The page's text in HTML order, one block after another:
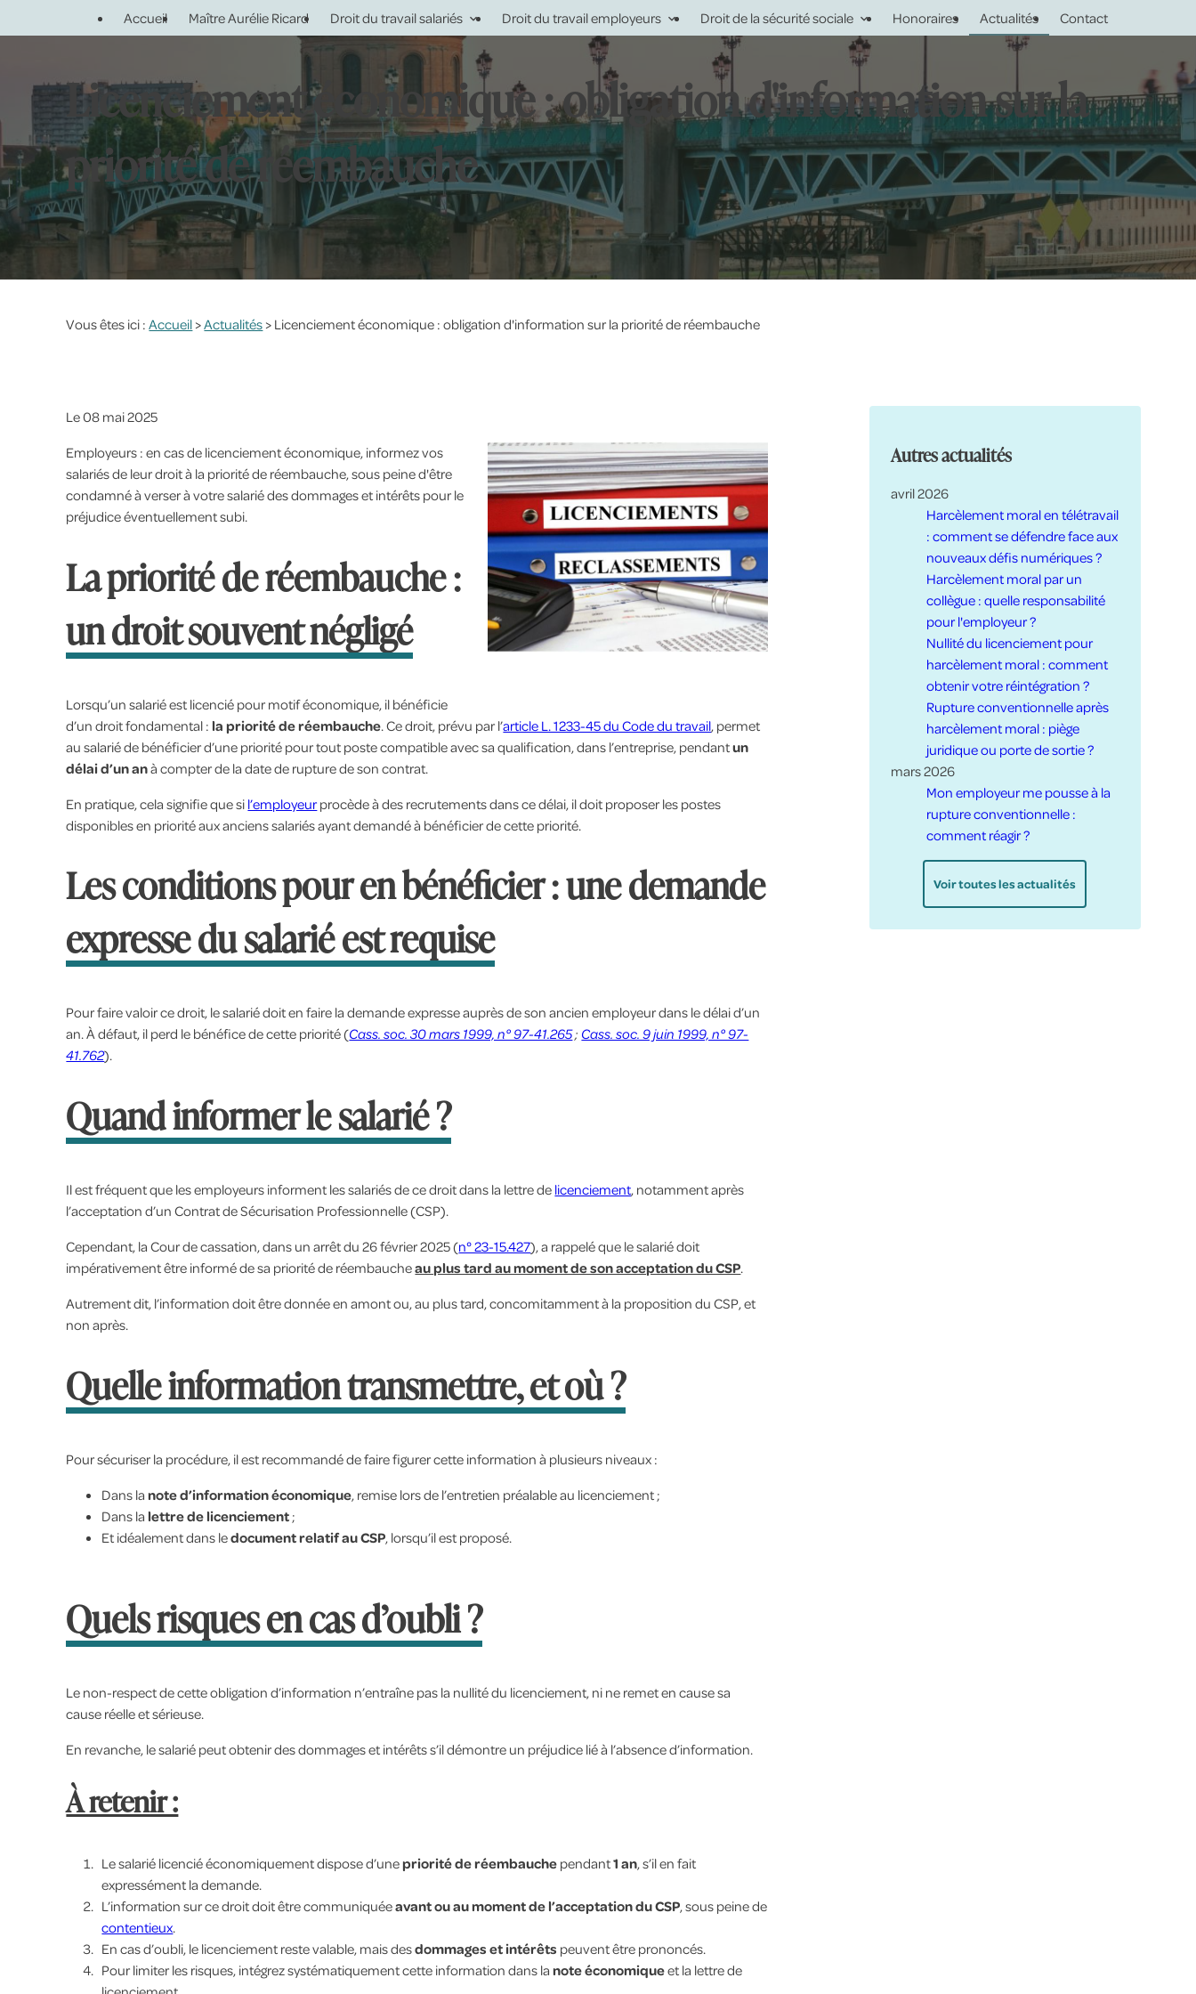
Accueil Maître Aurélie Ricard Droit du travail salariés Droit du travail employeurs Droit de la sécurité sociale Honoraires Actualités Contact
Licenciement économique : obligation d'information sur la
priorité de réembauche
Vous êtes ici : Accueil >Actualités > Licenciement économique : obligation d'information sur la priorité de réembauche
Le08 mai 2025
Employeurs : en cas de licenciement économique, informez vos
salariés de leur droit à la priorité de réembauche, sous peine d'être
condamné à verser à votre salarié des dommages et intérêts pour le
préjudice éventuellement subi.
La priorité de réembauche :
un droit souvent négligé
Lorsqu’un salarié est licencié pour motif économique, il bénéficie
d’un droit fondamental : la priorité de réembauche. Ce droit, prévu par l’article L. 1233-45 du Code du travail, permet
au salarié de bénéficier d’une priorité pour tout poste compatible avec sa qualification, dans l’entreprise, pendantun
délai d’un anà compter de la date de rupture de son contrat.
En pratique, cela signifie que si l’employeurprocède à des recrutements dans ce délai, il doit proposer les postes
disponibles en priorité aux anciens salariés ayant demandé à bénéficier de cette priorité.
Les conditions pour en bénéficier : une demande
expresse du salarié est requise
Pour faire valoir ce droit, le salarié doit en faire la demande expresse auprès de son ancien employeur dans le délai d’un
an. À défaut, il perd le bénéfice de cette priorité (Cass. soc. 30 mars 1999, n° 97-41.265; Cass. soc. 9 juin 1999, n° 97-
41.762).
Quand informer le salarié ?
Il est fréquent que les employeurs informent les salariés de ce droit dans la lettre de licenciement, notamment après
l’acceptation d’un Contrat de Sécurisation Professionnelle (CSP).
Cependant, la Cour de cassation, dans un arrêt du 26 février 2025 (n° 23-15.427), a rappelé que le salarié doit
impérativement être informé de sa priorité de réembaucheau plus tard au moment de son acceptation du CSP.
Autrement dit, l’information doit être donnée en amont ou, au plus tard, concomitamment à la proposition du CSP, et
non après.
Quelle information transmettre, et où ?
Pour sécuriser la procédure, il est recommandé de faire figurer cette information à plusieurs niveaux :
Dans lanote d’information économique, remise lors de l’entretien préalable au licenciement ;
Dans la lettre de licenciement ;
Et idéalement dans ledocument relatif au CSP, lorsqu’il est proposé.
Quels risques en cas d’oubli ?
Le non-respect de cette obligation d’information n’entraîne pas la nullité du licenciement, ni ne remet en cause sa
cause réelle et sérieuse.
En revanche, le salarié peut obtenir des dommages et intérêts s’il démontre un préjudice lié à l’absence d’information.
À retenir :
Le salarié licencié économiquement dispose d’unepriorité de réembauche pendant1 an, s’il en fait
expressément la demande.
L’information sur ce droit doit être communiquéeavant ou au moment de l’acceptation du CSP, sous peine de
contentieux.
En cas d’oubli, le licenciement reste valable, mais desdommages et intérêts peuvent être prononcés.
Pour limiter les risques, intégrez systématiquement cette information dans lanote économiqueet la lettre de
Autres actualités
avril 2026
Harcèlement moral en télétravail
: comment se défendre face aux
nouveaux défis numériques ?
Harcèlement moral par un
collègue : quelle responsabilité
pour l'employeur ?
Nullité du licenciement pour
harcèlement moral : comment
obtenir votre réintégration ?
Rupture conventionnelle après
harcèlement moral : piège
juridique ou porte de sortie ?
mars 2026
Mon employeur me pousse à la
rupture conventionnelle :
comment réagir ?
Voir toutes les actualités
Panneau de gestion des cookies